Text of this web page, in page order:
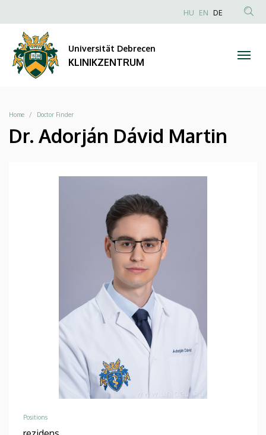
KLINIKZENTRUM
zum
Inhalt
Anonim
HU EN DE
Universität Debrecen
KLINIKZENTRUM
Breadcrumb
Home Doctor Finder
Dr. Adorján Dávid Martin
Positions